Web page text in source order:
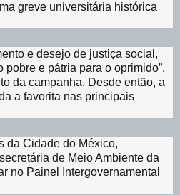
greve universitária histórica
e desejo de justiça social,
pobre e pátria para o oprimido”,
da campanha. Desde então, a
a favorita nas principais
da Cidade do México,
de Meio Ambiente da
no Painel Intergovernamental